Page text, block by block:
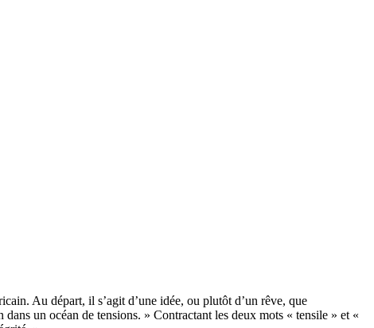
Au départ, il s’agit d’une idée, ou plutôt d’un rêve, que
un océan de tensions. » Contractant les deux mots « tensile » et «